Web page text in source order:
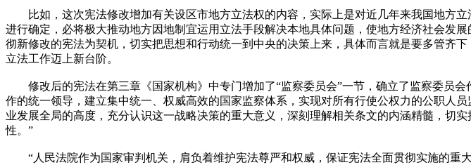
比如，这次宪法修改增加有关设区市地方立法权的内容，实际上是对近几年来我国地方立
进行确定，必将极大推动地方因地制宜运用立法手段解决本地具体问题，使地方经济社会发
彻新修改的宪法为契机，切实把思想和行动统一到中央的决策上来，具体而言就是要多管齐
立法工作迈上新台阶。
修改后的宪法在第三章《国家机构》中专门增加了“监察委员会”一节，确立了监察委员
作的统一领导，建立集中统一、权威高效的国家监察体系，实现对所有行使公权力的公职人
业发展全局的高度，充分认识这一战略决策的重大意义，深刻理解相关条文的内涵精髓，切
性。”
“人民法院作为国家审判机关，肩负着维护宪法尊严和权威，保证宪法全面贯彻实施的重